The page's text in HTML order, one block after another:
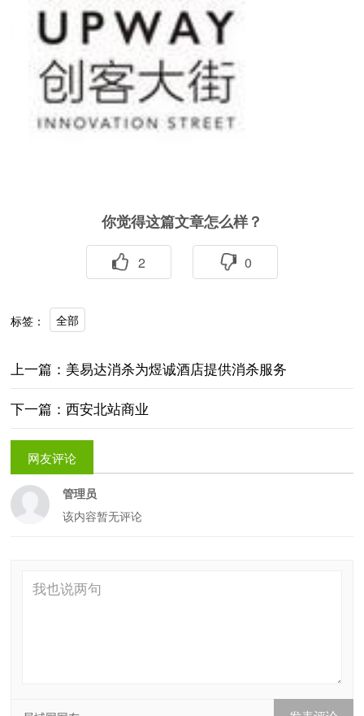
你觉得这篇文章怎么样？
2 0
标签： 全部
上一篇：美易达消杀为煜诚酒店提供消杀服务
下一篇：西安北站商业
网友评论
管理员
该内容暂无评论